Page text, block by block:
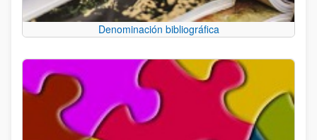
Denominación bibliográfica